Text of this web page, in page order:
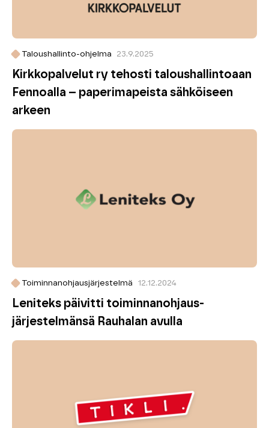
Taloushallinto-ohjelma 23.9.2025
Kirkkopalvelut ry tehosti taloushallintoaan
Fennoalla – paperimapeista sähköiseen
arkeen
Toiminnanohjausjärjestelmä 12.12.2024
Leniteks päivitti toiminnanohjaus­
järjestelmänsä Rauhalan avulla